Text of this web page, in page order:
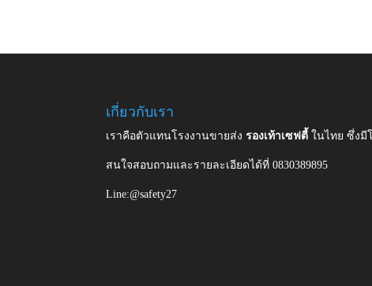
เกี่ยวกับเรา
เราคือตัวแทนโรงงานขายส่งรองเท้าเซฟตี้ในไทย ซึ่งมี
สนใจสอบถามและรายละเอียดได้ที่ 0830389895
Line:@safety27